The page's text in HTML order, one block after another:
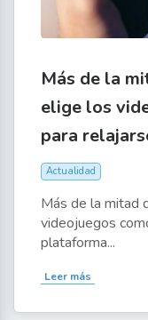
Más de la
elige los
para
Actualidad
Más de la mitad
videojuegos
plataforma...
Leer más